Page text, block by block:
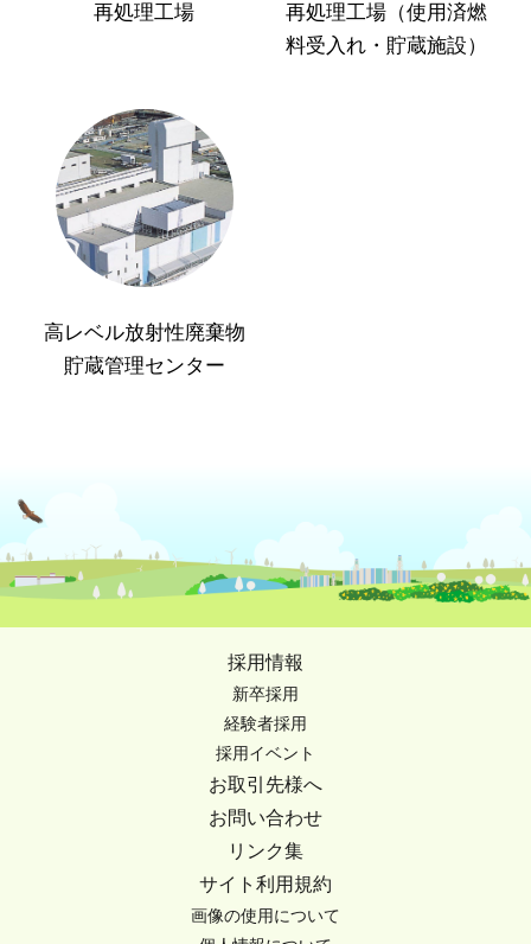
再処理工場
再処理工場（使用済燃
料受入れ・貯蔵施設）
高レベル放射性廃棄物
貯蔵管理センター
採用情報
新卒採用
経験者採用
採用イベント
お取引先様へ
お問い合わせ
リンク集
サイト利用規約
画像の使用について